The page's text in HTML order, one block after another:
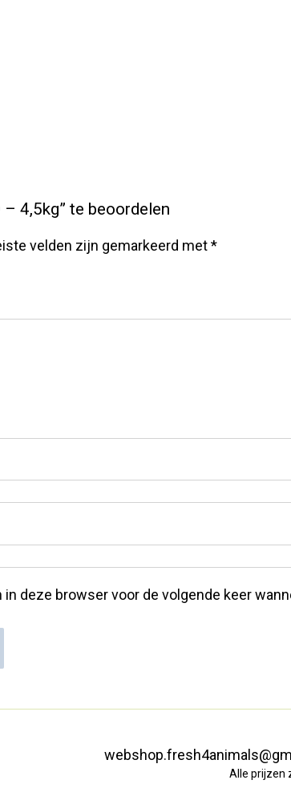
4,5kg” te beoordelen
velden zijn gemarkeerd met*
deze browser voor de volgende keer
Alle prijzen